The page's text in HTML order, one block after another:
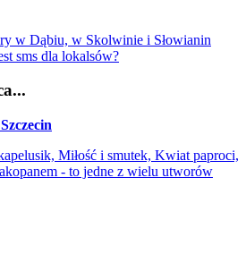
w Dąbiu, w Skolwinie i Słowianin
sms dla lokalsów?
Miłość i smutek, Kwiat paproci,
- to jedne z wielu utworów